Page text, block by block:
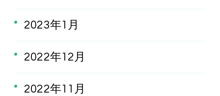
2023年1月
2022年12月
2022年11月